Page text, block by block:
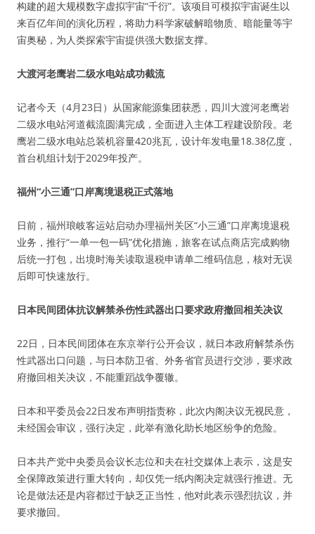
构建的超大规模数字虚拟宇宙“千衍”。该项目可模拟宇宙诞生以
来百亿年间的演化历程，将助力科学家破解暗物质、暗能量等宇
宙奥秘，为人类探索宇宙提供强大数据支撑。
大渡河老鹰岩二级水电站成功截流
记者今天（4月23日）从国家能源集团获悉，四川大渡河老鹰岩
二级水电站河道截流圆满完成，全面进入主体工程建设阶段。老
鹰岩二级水电站总装机容量420兆瓦，设计年发电量18.38亿度，
首台机组计划于2029年投产。
福州“小三通”口岸离境退税正式落地
日前，福州琅岐客运站启动办理福州关区“小三通”口岸离境退税
业务，推行“一单一包一码”优化措施，旅客在试点商店完成购物
后统一打包，出境时海关读取退税申请单二维码信息，核对无误
后即可快速放行。
日本民间团体抗议解禁杀伤性武器出口要求政府撤回相关决议
22日，日本民间团体在东京举行公开会议，就日本政府解禁杀伤
性武器出口问题，与日本防卫省、外务省官员进行交涉，要求政
府撤回相关决议，不能重蹈战争覆辙。
日本和平委员会22日发布声明指责称，此次内阁决议无视民意，
未经国会审议，强行决定，此举有激化助长地区纷争的危险。
日本共产党中央委员会议长志位和夫在社交媒体上表示，这是安
全保障政策进行重大转向，却仅凭一纸内阁决定就强行推进。无
论是做法还是内容都过于缺乏正当性，他对此表示强烈抗议，并
要求撤回。